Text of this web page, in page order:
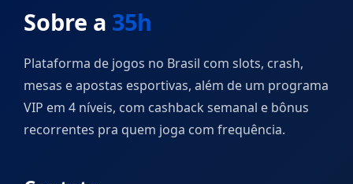
Sobre a 35h
Plataforma de jogos no Brasil com slots, crash,
mesas e apostas esportivas, além de um programa
VIP em 4 níveis, com cashback semanal e bônus
recorrentes pra quem joga com frequência.